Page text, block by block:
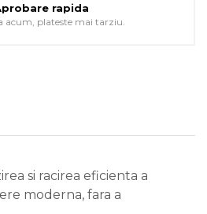
rapida
acum, plateste mai tarziu.
si racirea eficienta a
moderna, fara a